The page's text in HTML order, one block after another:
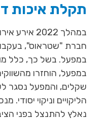
תקלת איכות
במהלך
חברת "שטראוס",
במפעל. בשל כך, כלל
במפעל, הוחזרו
שקלים, והמפעל נסגר
הליקויים וניקוי יסודי.
נאלץ להתנצל בפני